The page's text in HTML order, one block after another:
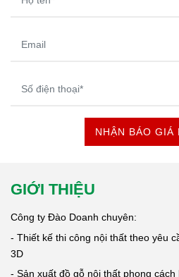
NHẬN BÁO GIÁ
GIỚI THIỆU
Công ty Đào Doanh chuyên:
- Thiết kế thi công nội thất theo yêu
3D
- Sản xuất đồ gỗ nội thất phong